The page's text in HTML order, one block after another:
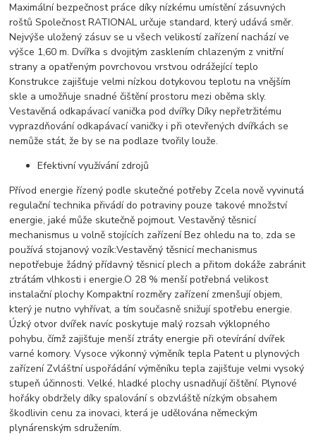
Maximální bezpečnost práce díky nízkému umístění zásuvných
roštů Společnost RATIONAL určuje standard, který udává směr.
Nejvýše uložený zásuv se u všech velikostí zařízení nachází ve
výšce 1,60 m. Dvířka s dvojitým zasklením chlazeným z vnitřní
strany a opatřeným povrchovou vrstvou odrážející teplo
Konstrukce zajišťuje velmi nízkou dotykovou teplotu na vnějším
skle a umožňuje snadné čištění prostoru mezi oběma skly.
Vestavěná odkapávací vanička pod dvířky Díky nepřetržitému
vyprazdňování odkapávací vaničky i při otevřených dvířkách se
nemůže stát, že by se na podlaze tvořily louže.
Efektivní využívání zdrojů
Přívod energie řízený podle skutečné potřeby Zcela nově vyvinutá
regulační technika přivádí do potraviny pouze takové množství
energie, jaké může skutečně pojmout. Vestavěný těsnicí
mechanismus u volně stojících zařízení Bez ohledu na to, zda se
používá stojanový vozík:Vestavěný těsnicí mechanismus
nepotřebuje žádný přídavný těsnicí plech a přitom dokáže zabránit
ztrátám vlhkosti i energie.O 28 % menší potřebná velikost
instalační plochy Kompaktní rozměry zařízení zmenšují objem,
který je nutno vyhřívat, a tím současně snižují spotřebu energie.
Úzký otvor dvířek navíc poskytuje malý rozsah výklopného
pohybu, čímž zajišťuje menší ztráty energie při otevírání dvířek
varné komory. Vysoce výkonný výměník tepla Patent u plynových
zařízení Zvláštní uspořádání výměníku tepla zajišťuje velmi vysoký
stupeň účinnosti. Velké, hladké plochy usnadňují čištění. Plynové
hořáky obdržely díky spalování s obzvláště nízkým obsahem
škodlivin cenu za inovaci, která je udělována německým
plynárenským sdružením.